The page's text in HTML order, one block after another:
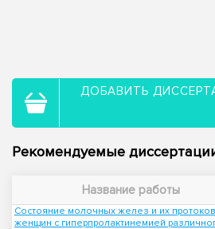
ДОБАВИТЬ
Рекомендуемые
Название работы
Состояние молочных желез и их
женщин с гиперпролактинемией